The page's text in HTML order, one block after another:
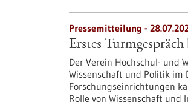
Pressemitteilung -
Erstes
Der Verein Hochschul- und
Wissenschaft und Politik im
Forschungseinrichtungen
Rolle von Wissenschaft